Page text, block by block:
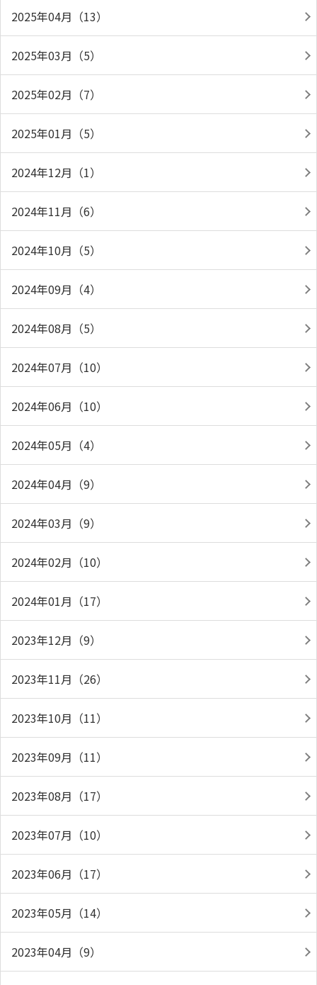
2025年04月（13）
2025年03月（5）
2025年02月（7）
2025年01月（5）
2024年12月（1）
2024年11月（6）
2024年10月（5）
2024年09月（4）
2024年08月（5）
2024年07月（10）
2024年06月（10）
2024年05月（4）
2024年04月（9）
2024年03月（9）
2024年02月（10）
2024年01月（17）
2023年12月（9）
2023年11月（26）
2023年10月（11）
2023年09月（11）
2023年08月（17）
2023年07月（10）
2023年06月（17）
2023年05月（14）
2023年04月（9）